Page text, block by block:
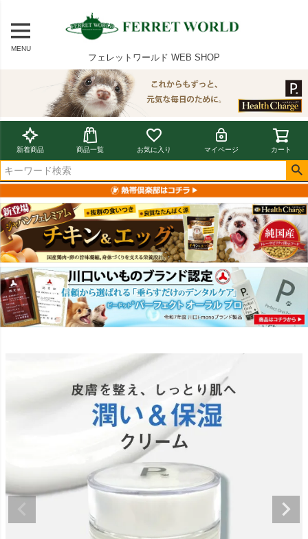
MENU
フェレットワールド WEB SHOP
新着商品 商品一覧 お気に入り マイページ カート